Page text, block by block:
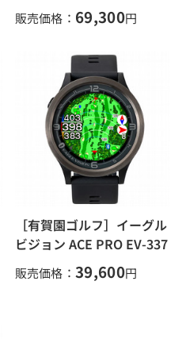
販売価格： 69,300円
［有賀園ゴルフ］イーグル
ビジョン ACE PRO EV-337
販売価格： 39,600円